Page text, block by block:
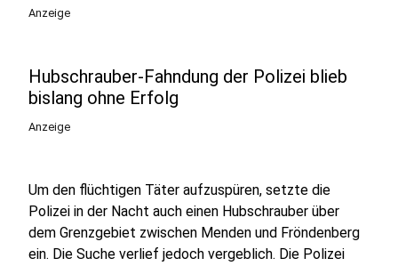
Anzeige
Hubschrauber-Fahndung der Polizei blieb
bislang ohne Erfolg
Anzeige
Um den flüchtigen Täter aufzuspüren, setzte die
Polizei in der Nacht auch einen Hubschrauber über
dem Grenzgebiet zwischen Menden und Fröndenberg
ein. Die Suche verlief jedoch vergeblich. Die Polizei